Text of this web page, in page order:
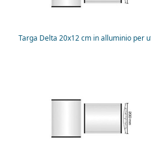
Targa Delta 20x12 cm in alluminio per